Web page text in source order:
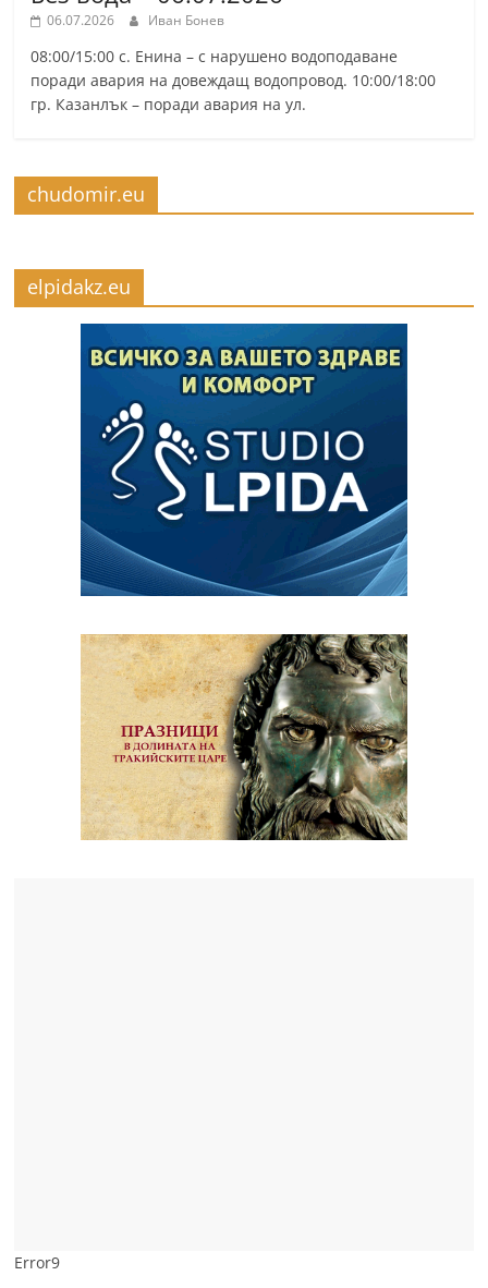
06.07.2026 Иван Бонев
08:00/15:00 с. Енина – с нарушено водоподаване
поради авария на довеждащ водопровод. 10:00/18:00
гр. Казанлък – поради авария на ул.
chudomir.eu
elpidakz.eu
Error9